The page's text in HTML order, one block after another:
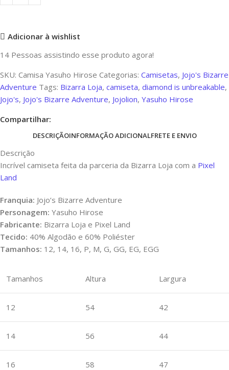
Adicionar à wishlist
14 Pessoas assistindo esse produto agora!
SKU: Camisa Yasuho Hirose Categorias: Camisetas, Jojo's Bizarre
Adventure Tags: Bizarra Loja, camiseta, diamond is unbreakable,
Jojo's, Jojo's Bizarre Adventure, Jojolion, Yasuho Hirose
Compartilhar:
DESCRIÇÃOINFORMAÇÃO ADICIONALFRETE E ENVIO
Descrição
Incrível camiseta feita da parceria da Bizarra Loja com a Pixel
Land
Franquia: Jojo’s Bizarre Adventure
Personagem: Yasuho Hirose
Fabricante: Bizarra Loja e Pixel Land
Tecido: 40% Algodão e 60% Poliéster
Tamanhos: 12, 14, 16, P, M, G, GG, EG, EGG
Tamanhos Altura Largura
12 54 42
14 56 44
16 58 47